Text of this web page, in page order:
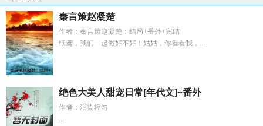
秦言策赵凝楚
作者：秦言策赵凝楚：结局+番外+完结
纸鸢，我们一起做好不好！姑姑，你看看我，...
绝色大美人甜宠日常[年代文]+番外
作者：泪染轻匀
...